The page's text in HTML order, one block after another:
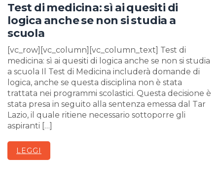
Test di medicina: sì ai quesiti di
logica anche se non si studia a
scuola
[vc_row][vc_column][vc_column_text] Test di
medicina: sì ai quesiti di logica anche se non si studia
a scuola Il Test di Medicina includerà domande di
logica, anche se questa disciplina non è stata
trattata nei programmi scolastici. Questa decisione è
stata presa in seguito alla sentenza emessa dal Tar
Lazio, il quale ritiene necessario sottoporre gli
aspiranti […]
LEGGI